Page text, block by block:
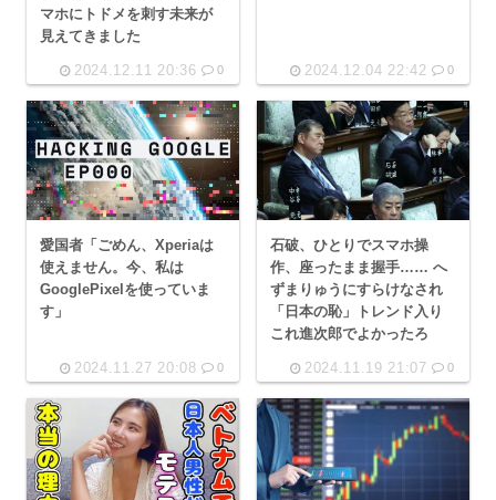
マホにトドメを刺す未来が
見えてきました
2024.12.11 20:36 0 2024.12.04 22:42 0
愛国者「ごめん、Xperiaは
使えません。今、私は
GooglePixelを使っていま
す」
2024.11.27 20:08 0
石破、ひとりでスマホ操
作、座ったまま握手…… へ
ずまりゅうにすらけなされ
「日本の恥」トレンド入り
これ進次郎でよかったろ
2024.11.19 21:07 0